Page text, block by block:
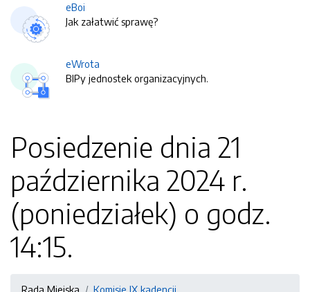
eBoi
Jak załatwić sprawę?
eWrota
BIPy jednostek organizacyjnych.
Posiedzenie dnia 21
października 2024 r.
(poniedziałek) o godz.
14:15.
Rada Miejska
Komisje IX kadencji